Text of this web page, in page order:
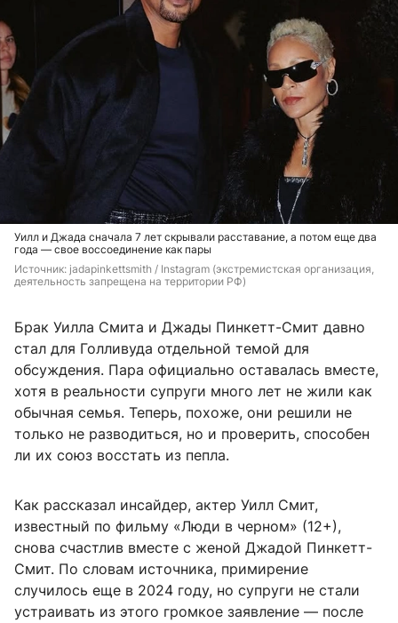
Уилл и Джада сначала 7 лет скрывали расставание, а потом еще два
года — свое воссоединение как пары
Источник: jadapinkettsmith / Instagram (экстремистская организация,
деятельность запрещена на территории РФ)
Брак Уилла Смита и Джады Пинкетт-Смит давно
стал для Голливуда отдельной темой для
обсуждения. Пара официально оставалась вместе,
хотя в реальности супруги много лет не жили как
обычная семья. Теперь, похоже, они решили не
только не разводиться, но и проверить, способен
ли их союз восстать из пепла.
Как рассказал инсайдер, актер Уилл Смит,
известный по фильму «Люди в черном» (12+),
снова счастлив вместе с женой Джадой Пинкетт-
Смит. По словам источника, примирение
случилось еще в 2024 году, но супруги не стали
устраивать из этого громкое заявление — после